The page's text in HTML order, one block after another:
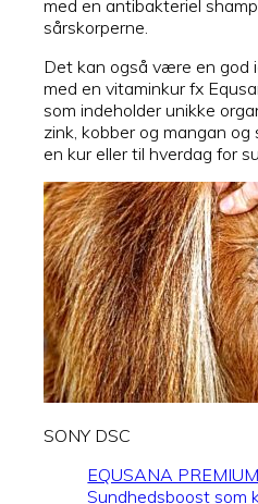
med en antibakteriel
sårskorperne.
Det kan også være en god
med en vitaminkur fx
som indeholder unikke
zink, kobber og mangan
en kur eller til hverdag for
SONY DSC
EQUSANA
Sundhedsboost som